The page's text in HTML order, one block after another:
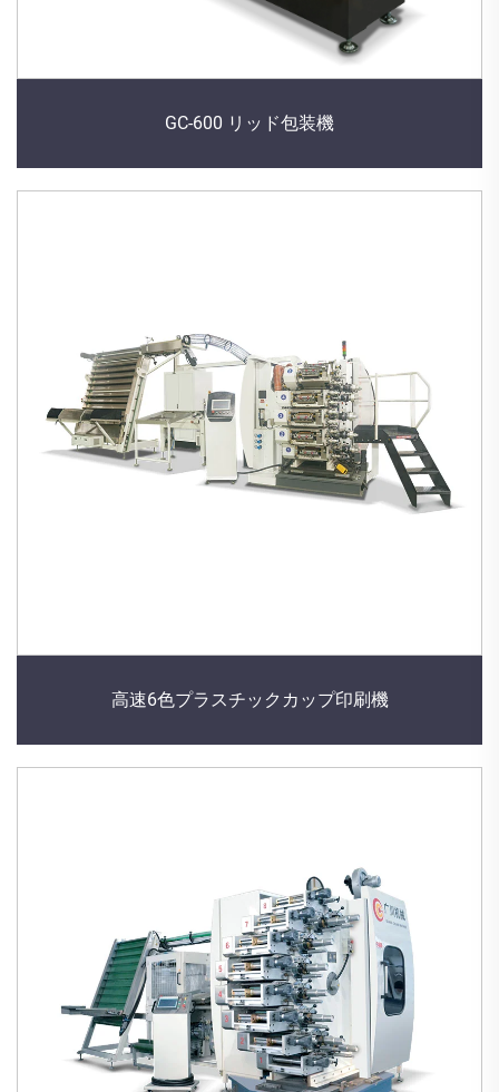
GC-600 リッド包装機
高速6色プラスチックカップ印刷機